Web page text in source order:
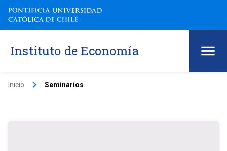
Instituto de Economía
Inicio keyboard_arrow_right Seminarios